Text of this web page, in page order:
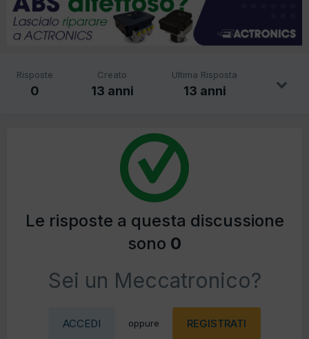
Risposte
0
Creato
13 anni
Ultima Risposta
13 anni
Le risposte a questa discussione
sono 0
Sei un Meccatronico?
ACCEDI oppure REGISTRATI